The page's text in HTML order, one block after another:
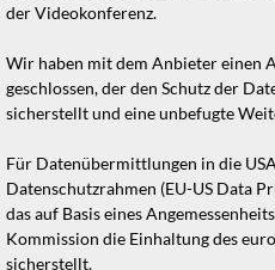
der Videokonferenz.
Wir haben mit dem Anbieter einen
geschlossen, der den Schutz der
sicherstellt und eine unbefugte
Für Datenübermittlungen in die
Datenschutzrahmen (EU-US Data
das auf Basis eines
Kommission die Einhaltung des
sicherstellt.